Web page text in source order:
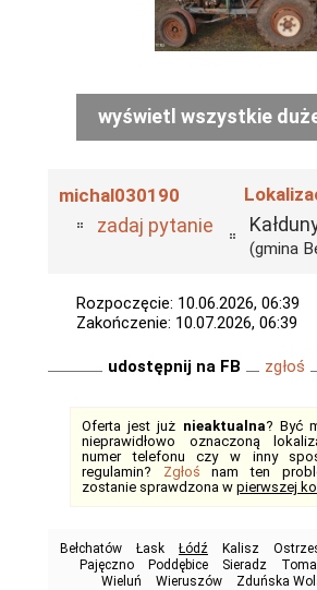
wyświetl wszystkie
michal030190
zadaj pytanie
(gmina
Rozpoczęcie: 10.06.2026, 06:39
Zakończenie: 10.07.2026, 06:39
udostępnij na FB zgłoś
Oferta jest już nieaktualna? Być
nieprawidłowo oznaczoną
numer telefonu czy w inny
regulamin? Zgłoś nam ten
zostanie sprawdzona w pierwszej
Bełchatów Łask Łódź Kalisz
Pajęczno
Poddębice Sieradz
Wieluń
Wieruszów Zduńska